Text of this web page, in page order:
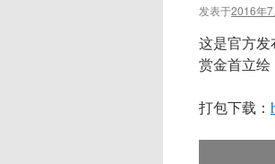
发表于2016年7
这是官方
赏金首立绘
打包下载：